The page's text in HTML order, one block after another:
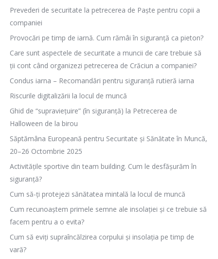
Prevederi de securitate la petrecerea de Paște pentru copii a
companiei
Provocări pe timp de iarnă. Cum rămâi în siguranță ca pieton?
Care sunt aspectele de securitate a muncii de care trebuie să
ții cont când organizezi petrecerea de Crăciun a companiei?
Condus iarna – Recomandări pentru siguranță rutieră iarna
Riscurile digitalizării la locul de muncă
Ghid de “supraviețuire” (în siguranță) la Petrecerea de
Halloween de la birou
Săptămâna Europeană pentru Securitate și Sănătate în Muncă,
20–26 Octombrie 2025
Activitățile sportive din team building. Cum le desfășurăm în
siguranță?
Cum să-ți protejezi sănătatea mintală la locul de muncă
Cum recunoaștem primele semne ale insolației și ce trebuie să
facem pentru a o evita?
Cum să eviți supraîncălzirea corpului și insolația pe timp de
vară?